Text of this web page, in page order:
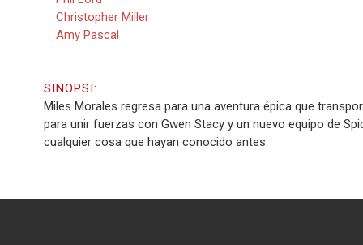
Christopher Miller
Amy Pascal
SINOPSI:
Miles Morales regresa para una aventura épica que
para unir fuerzas con Gwen Stacy y un nuevo equipo de
cualquier cosa que hayan conocido antes.